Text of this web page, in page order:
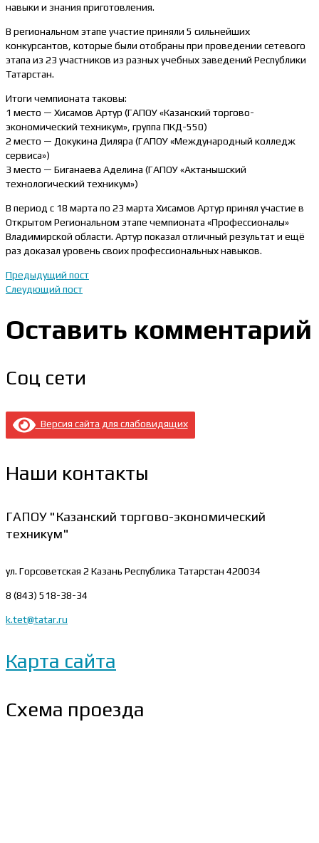
навыки и знания приготовления.
В региональном этапе участие приняли 5 сильнейших
конкурсантов, которые были отобраны при проведении сетевого
этапа из 23 участников из разных учебных заведений Республики
Татарстан.
Итоги чемпионата таковы:
1 место — Хисамов Артур (ГАПОУ «Казанский торгово-
экономический техникум», группа ПКД-550)
2 место — Докукина Диляра (ГАПОУ «Международный колледж
сервиса»)
3 место — Биганаева Аделина (ГАПОУ «Актанышский
технологический техникум»)
В период с 18 марта по 23 марта Хисамов Артур принял участие в
Открытом Региональном этапе чемпионата «Профессионалы»
Владимирской области. Артур показал отличный результат и ещё
раз доказал уровень своих профессиональных навыков.
Предыдущий пост
Слеудющий пост
Оставить комментарий
Соц сети
Версия сайта для слабовидящих
Наши контакты
ГАПОУ "Казанский торгово-экономический
техникум"
ул. Горсоветская 2 Казань Республика Татарстан 420034
8 (843) 518-38-34
k.tet@tatar.ru
Карта сайта
Схема проезда